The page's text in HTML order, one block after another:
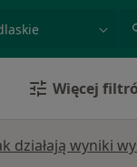
Więcej
działają wyniki